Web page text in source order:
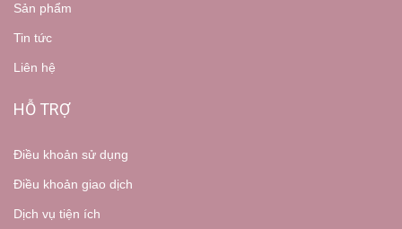
Sản phẩm
Tin tức
Liên hệ
HỖ TRỢ
Điều khoản sử dụng
Điều khoản giao dịch
Dịch vụ tiện ích